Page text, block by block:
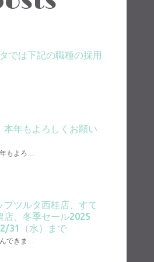
では下記の職種の採用
年もよろしくお願い
もよろ…
プツルタ西桂店、すて
店、冬季セール2025
31（水）まで
できま…